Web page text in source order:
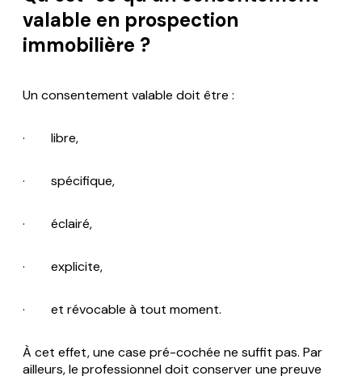
valable en prospection
immobilière ?
Un consentement valable doit être :
· libre,
· spécifique,
· éclairé,
· explicite,
· et révocable à tout moment.
À cet effet, une case pré-cochée ne suffit pas. Par
ailleurs, le professionnel doit conserver une preuve